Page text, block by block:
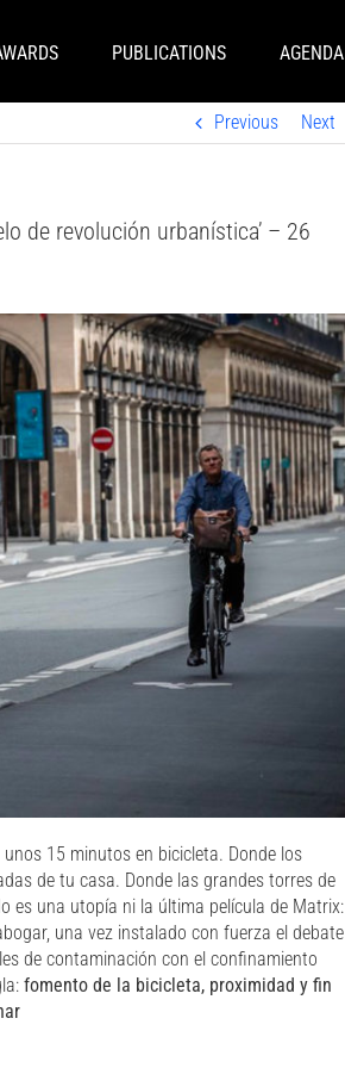
PUBLICATIONS AGENDA
Previous Next
de revolución urbanística’ – 26
15 minutos en bicicleta. Donde los
de tu casa. Donde las grandes torres de
es una utopía ni la última película de Matrix:
una vez instalado con fuerza el debate
de contaminación con el confinamiento
fomento de la bicicleta, proximidad y fin